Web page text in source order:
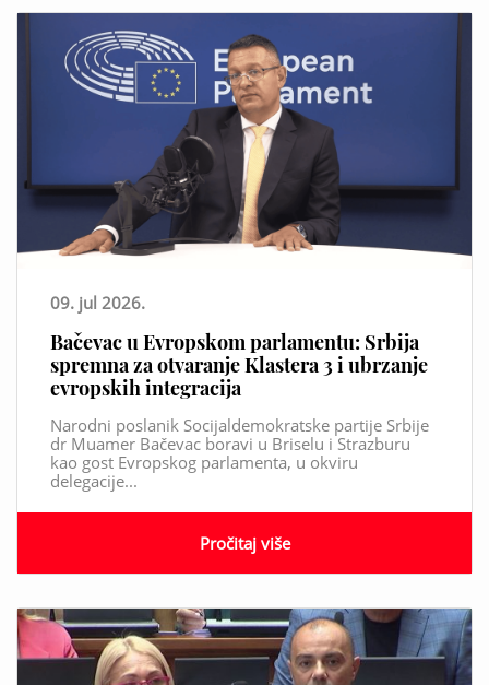
09. jul 2026.
Bačevac u Evropskom parlamentu: Srbija
spremna za otvaranje Klastera 3 i ubrzanje
evropskih integracija
Narodni poslanik Socijaldemokratske partije Srbije
dr Muamer Bačevac boravi u Briselu i Strazburu
kao gost Evropskog parlamenta, u okviru
delegacije...
Pročitaj više